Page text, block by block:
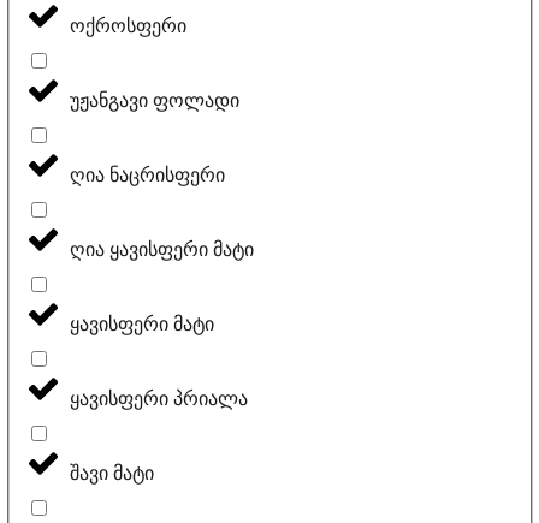
ოქროსფერი
უჟანგავი ფოლადი
ღია ნაცრისფერი
ღია ყავისფერი მატი
ყავისფერი მატი
ყავისფერი პრიალა
შავი მატი